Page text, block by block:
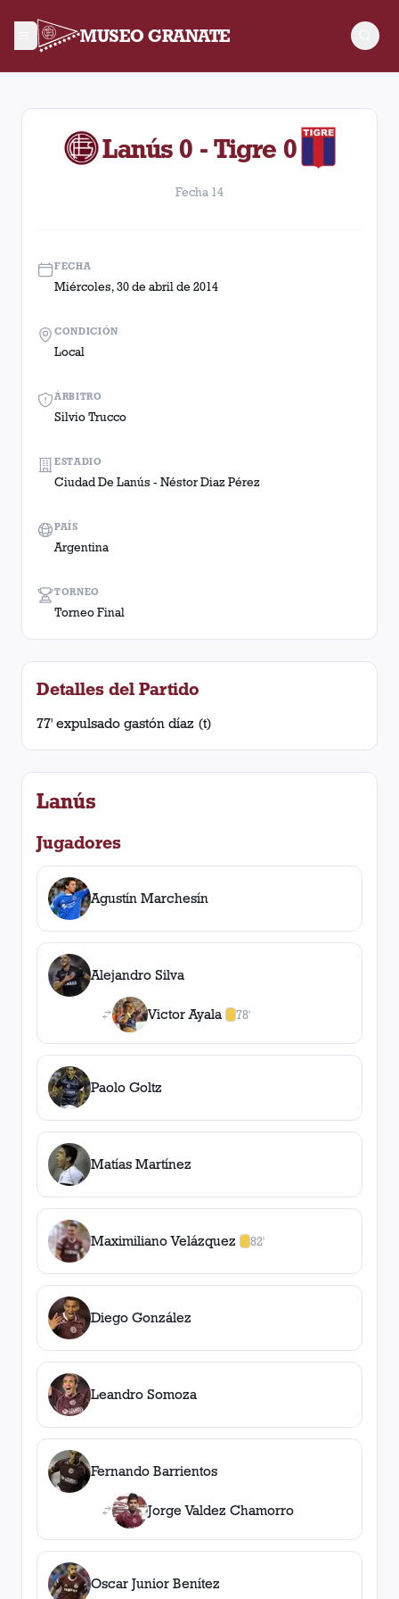
MUSEO GRANATE
Fecha 14. Partido entre Lanús y Tigre disputado el
Lanús 0 - Tigre 0
Fecha 14
FECHA
Miércoles, 30 de abril de 2014
ÁRBITRO
Silvio Trucco
TORNEO
Torneo Final
CONDICIÓN
Local
ESTADIO
Ciudad De Lanús - Néstor Diaz Pérez
PAÍS
Argentina
Detalles del Partido
77' expulsado gastón díaz (t)
Lanús
Jugadores
Agustín Marchesín
Alejandro Silva
Victor Ayala 78'
1amarilla
Paolo Goltz
Matías Martínez
Maximiliano Velázquez 82'
1amarilla
Diego González
Leandro Somoza
Fernando Barrientos
Jorge Valdez Chamorro
Oscar Junior Benítez